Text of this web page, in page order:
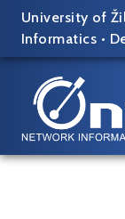
Skip
content
University of
Informatics •